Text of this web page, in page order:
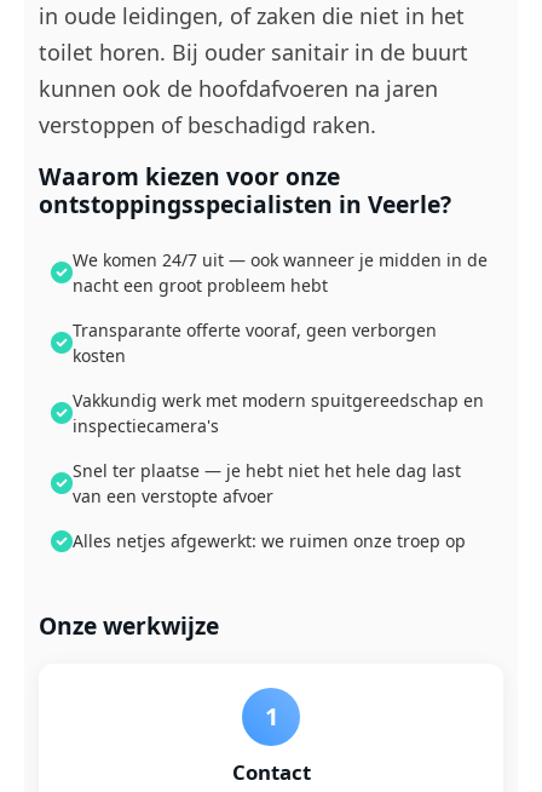
in oude leidingen, of zaken die niet in het
toilet horen. Bij ouder sanitair in de buurt
kunnen ook de hoofdafvoeren na jaren
verstoppen of beschadigd raken.
Waarom kiezen voor onze
ontstoppingsspecialisten in Veerle?
We komen 24/7 uit — ook wanneer je midden in de
nacht een groot probleem hebt
Transparante offerte vooraf, geen verborgen
kosten
Vakkundig werk met modern spuitgereedschap en
inspectiecamera's
Snel ter plaatse — je hebt niet het hele dag last
van een verstopte afvoer
Alles netjes afgewerkt: we ruimen onze troep op
Onze werkwijze
1
Contact